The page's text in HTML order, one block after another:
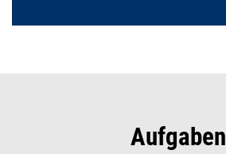
Aufgaben